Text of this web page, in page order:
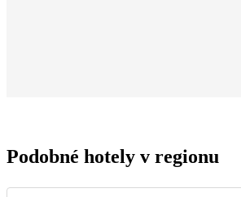
Podobné hotely v regionu